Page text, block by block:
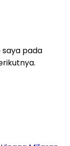
saya pada